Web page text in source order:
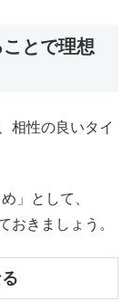
とで理想
相性の良いタイ
」として、
おきましょう。